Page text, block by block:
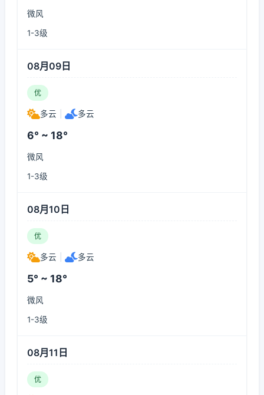
微风
1-3级
08月09日
优
多云 多云
6° ~ 18°
微风
1-3级
08月10日
优
多云 多云
5° ~ 18°
微风
1-3级
08月11日
优